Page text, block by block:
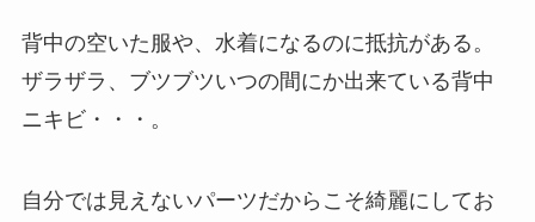
背中の空いた服や、水着になるのに抵抗がある。
ザラザラ、ブツブツいつの間にか出来ている背中
ニキビ・・・。
自分では見えないパーツだからこそ綺麗にしてお